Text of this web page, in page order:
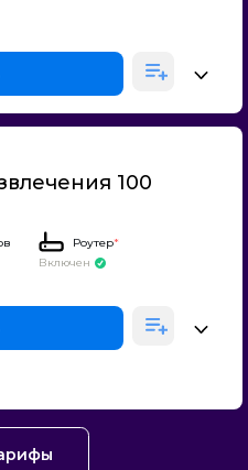
100
Роутер*
Включен